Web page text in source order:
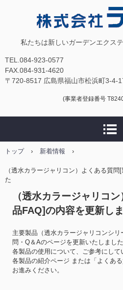
株式会社
私たちは新しいガーデンエクス
TEL.084-923-0577
FAX.084-931-4620
〒720-8517 広島県福山市松浜町3-4-
(事業者登録番号
トップ › 新着情報 ›
（透水カラージャリコン）よくある質
た
（透水カラージャリコ
品FAQ]の内容を更新し
主要製品（透水カラージャリコンシ
問・Q＆Aのページを更新いたしました
各製品の使用について、ご参考にして
各製品の紹介ページ または「よくあ
お進みください。